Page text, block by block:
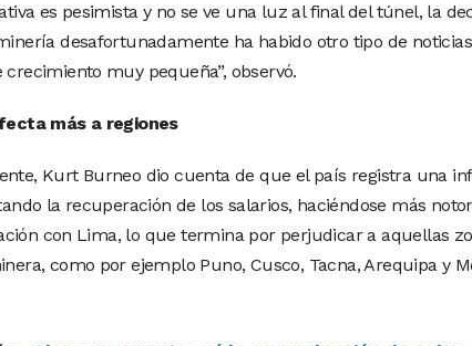
es pesimista y no se ve una luz al final del túnel, la
desafortunadamente ha habido otro tipo de
crecimiento muy pequeña”, observó.
más a regiones
Kurt Burneo dio cuenta de que el país registra una
la recuperación de los salarios, haciéndose más
con Lima, lo que termina por perjudicar a aquellas
como por ejemplo Puno, Cusco, Tacna, Arequipa y